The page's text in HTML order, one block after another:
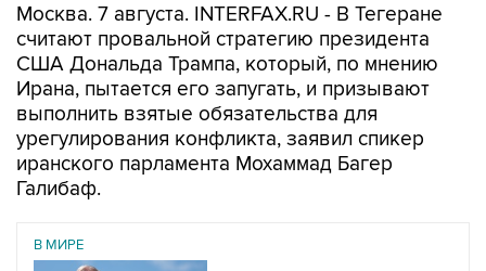
Москва. 7 августа. INTERFAX.RU - В Тегеране
считают провальной стратегию президента
США Дональда Трампа, который, по мнению
Ирана, пытается его запугать, и призывают
выполнить взятые обязательства для
урегулирования конфликта, заявил спикер
иранского парламента Мохаммад Багер
Галибаф.
В МИРЕ